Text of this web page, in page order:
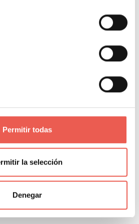
Permitir todas
la selección
Denegar
y agencias. Ingeniero
Tecnocampus.
quieras: